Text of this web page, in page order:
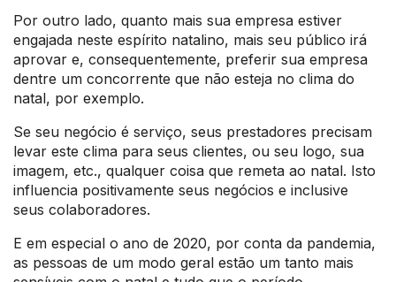
Por outro lado, quanto mais sua empresa estiver
engajada neste espírito natalino, mais seu público irá
aprovar e, consequentemente, preferir sua empresa
dentre um concorrente que não esteja no clima do
natal, por exemplo.
Se seu negócio é serviço, seus prestadores precisam
levar este clima para seus clientes, ou seu logo, sua
imagem, etc., qualquer coisa que remeta ao natal. Isto
influencia positivamente seus negócios e inclusive
seus colaboradores.
E em especial o ano de 2020, por conta da pandemia,
as pessoas de um modo geral estão um tanto mais